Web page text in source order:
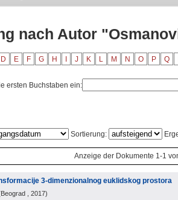
nach Autor
D E F G H J K L M N O P Q
ersten Buchstaben ein:
Sortierung:
Anzeige der Dokumente 1-1
3-dimenzionalnog euklidskog prostora
Beograd , 2017)